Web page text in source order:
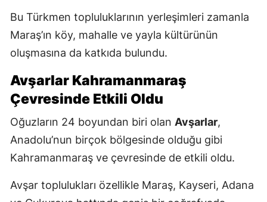
Bu Türkmen topluluklarının yerleşimleri zamanla
Maraş’ın köy, mahalle ve yayla kültürünün
oluşmasına da katkıda bulundu.
Avşarlar Kahramanmaraş
Çevresinde Etkili Oldu
Oğuzların 24 boyundan biri olan Avşarlar,
Anadolu’nun birçok bölgesinde olduğu gibi
Kahramanmaraş ve çevresinde de etkili oldu.
Avşar toplulukları özellikle Maraş, Kayseri, Adana